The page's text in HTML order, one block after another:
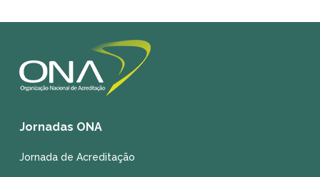
Jornadas ONA
Jornada de Acreditação